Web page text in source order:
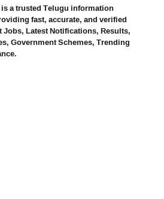
a trusted Telugu information
fast, accurate, and verified
Latest Notifications, Results,
Government Schemes, Trending